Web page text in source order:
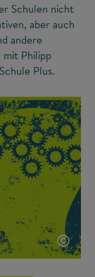
Schulen nicht
aber auch
andere
Philipp
Plus.
©